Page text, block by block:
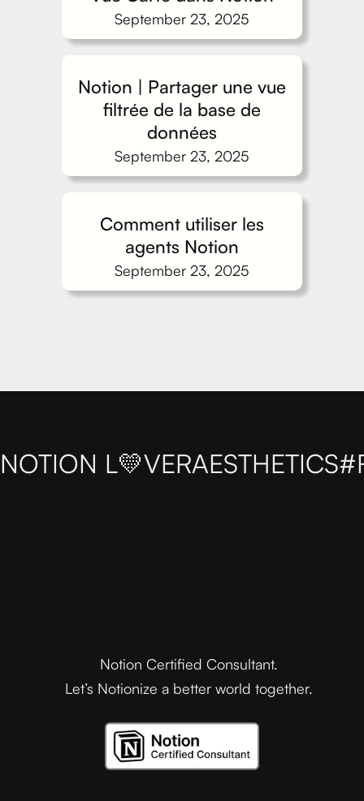
September 23, 2025
Notion | Partager une vue
filtrée de la base de
données
September 23, 2025
Comment utiliser les
agents Notion
September 23, 2025
NOTION L💛VERAESTHETICS
Notion Certified Consultant.
Let’s Notionize a better world together.